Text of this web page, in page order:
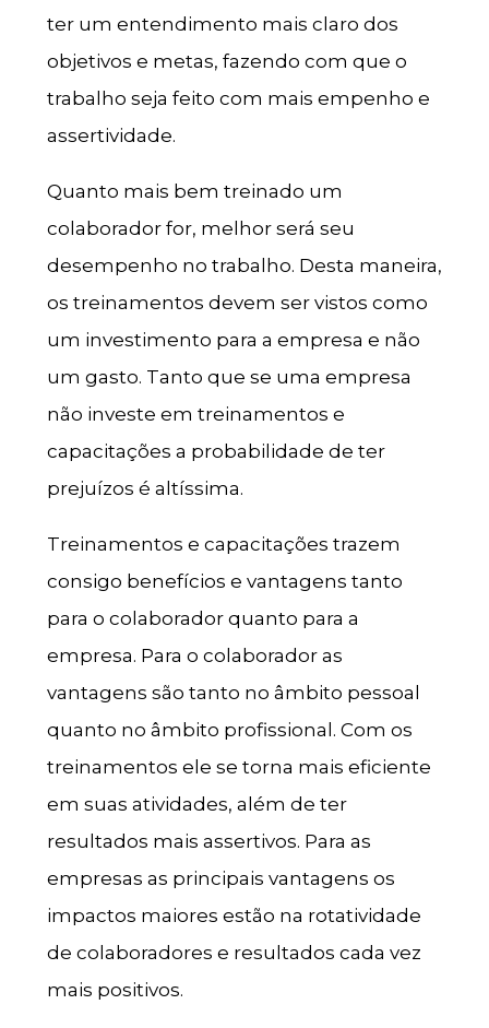
ter um entendimento mais claro dos
objetivos e metas, fazendo com que o
trabalho seja feito com mais empenho e
assertividade.
Quanto mais bem treinado um
colaborador for, melhor será seu
desempenho no trabalho. Desta maneira,
os treinamentos devem ser vistos como
um investimento para a empresa e não
um gasto. Tanto que se uma empresa
não investe em treinamentos e
capacitações a probabilidade de ter
prejuízos é altíssima.
Treinamentos e capacitações trazem
consigo benefícios e vantagens tanto
para o colaborador quanto para a
empresa. Para o colaborador as
vantagens são tanto no âmbito pessoal
quanto no âmbito profissional. Com os
treinamentos ele se torna mais eficiente
em suas atividades, além de ter
resultados mais assertivos. Para as
empresas as principais vantagens os
impactos maiores estão na rotatividade
de colaboradores e resultados cada vez
mais positivos.